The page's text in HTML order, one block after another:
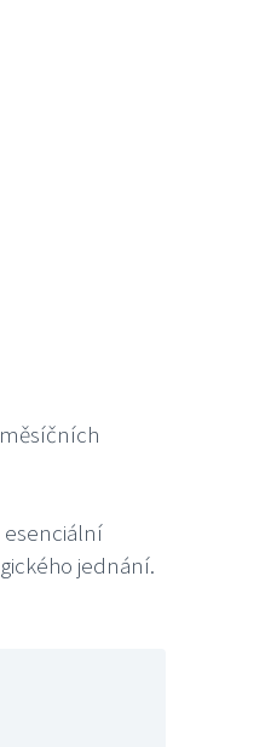
esenciální
jednání.